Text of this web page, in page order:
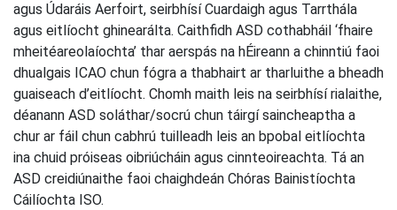
agus Údaráis Aerfoirt, seirbhísí Cuardaigh agus Tarrthála
agus eitlíocht ghinearálta. Caithfidh ASD cothabháil ‘fhaire
mheitéareolaíochta’ thar aerspás na hÉireann a chinntiú faoi
dhualgais ICAO chun fógra a thabhairt ar tharluithe a bheadh
guaiseach d’eitlíocht. Chomh maith leis na seirbhísí rialaithe,
déanann ASD soláthar/socrú chun táirgí saincheaptha a
chur ar fáil chun cabhrú tuilleadh leis an bpobal eitlíochta
ina chuid próiseas oibriúcháin agus cinnteoireachta. Tá an
ASD creidiúnaithe faoi chaighdeán Chóras Bainistíochta
Cáilíochta ISO.